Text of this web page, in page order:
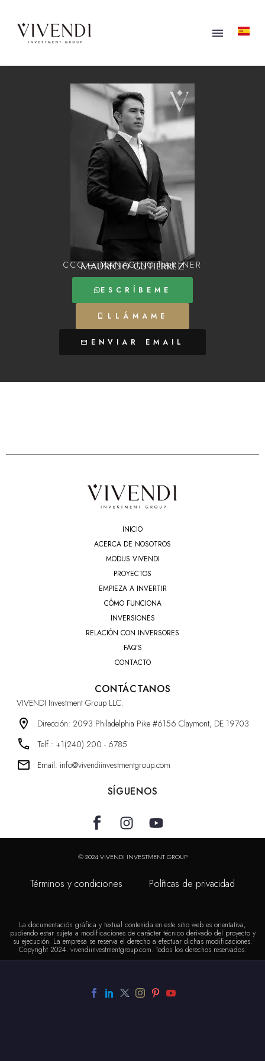
MAURICIO GUTIÉRREZ
CCO – MANAGING PARTNER
ESCRÍBEME
LLÁMAME
ENVIAR EMAIL
INICIO
ACERCA DE NOSOTROS
MODUS VIVENDI
PROYECTOS
EMPIEZA A INVERTIR
CÓMO FUNCIONA
INVERSIONES
RELACIÓN CON INVERSORES
FAQ’S
CONTACTO
CONTÁCTANOS
VIVENDI Investment Group LLC.
Dirección: 2093 Philadelphia Pike #6156 Claymont, DE 19703
Telf.: +1(240) 200 - 6785
Email: info@vivendiinvestmentgroup.com
SÍGUENOS
© 2024 VIVENDI INVESTMENT GROUP
Términos y condiciones Políticas de privacidad
La documentación gráfica y textual contenida en este sitio web es orientativa,
pudiendo estar sujeta a modificaciones de carácter técnico derivado del proyecto y
su ejecución. La empresa se reserva el derecho a efectuar dichas modificaciones.
Copyright 2024. vivendiinvestmentgroup.com. Todos los derechos reservados.